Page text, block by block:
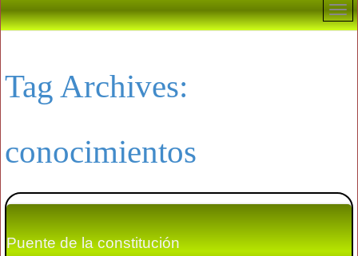
Tag Archives:
conocimientos
Puente de la constitución